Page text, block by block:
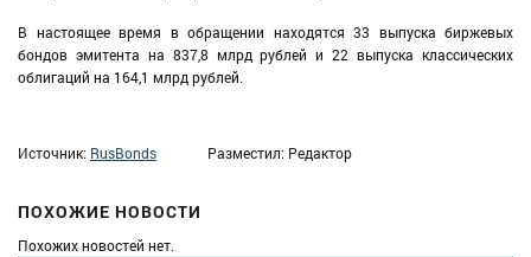
В настоящее время в обращении находятся 33 выпуска биржевых
бондов эмитента на 837,8 млрд рублей и 22 выпуска классических
облигаций на 164,1 млрд рублей.
Источник: RusBonds Разместил: Редактор
ПОХОЖИЕ НОВОСТИ
Похожих новостей нет.